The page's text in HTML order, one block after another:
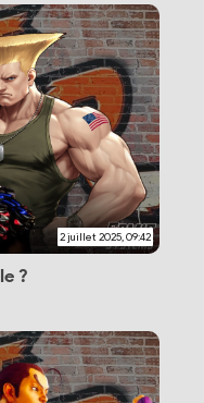
2 juillet 2025, 09:42
?